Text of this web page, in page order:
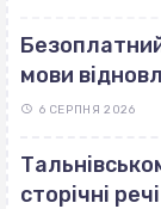
мови
6 СЕРПНЯ 2026
сторічні